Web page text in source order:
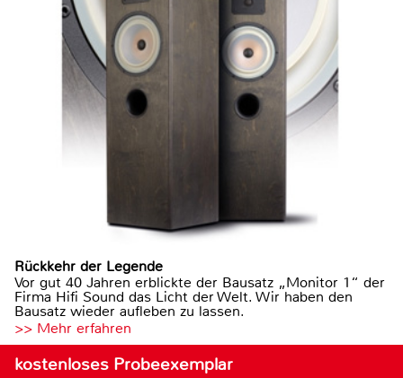
Rückkehr der Legende
Vor gut 40 Jahren erblickte der Bausatz „Monitor 1“ der
Firma Hifi Sound das Licht der Welt. Wir haben den
Bausatz wieder aufleben zu lassen.
>> Mehr erfahren
kostenloses Probeexemplar